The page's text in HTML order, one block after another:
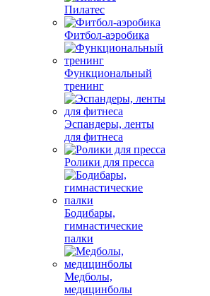
Пилатес
Фитбол-аэробика
Функциональный
тренинг
Эспандеры, ленты
для фитнеса
Ролики для пресса
Бодибары,
гимнастические
палки
Медболы,
медицинболы